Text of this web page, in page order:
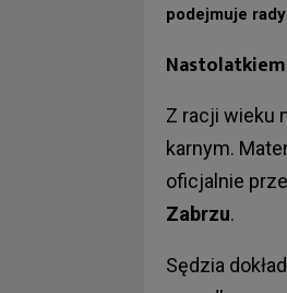
podejmuje
Z racji wieku
karnym.
oficjalnie
Zabrzu.
Sędzia